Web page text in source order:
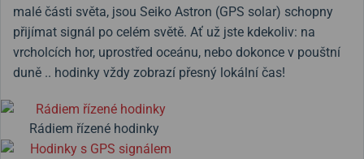
malé části světa, jsou Seiko Astron (GPS solar) schopny
přijímat signál po celém světě. Ať už jste kdekoliv: na
vrcholcích hor, uprostřed oceánu, nebo dokonce v pouštní
duně .. hodinky vždy zobrazí přesný lokální čas!
Rádiem řízené hodinky